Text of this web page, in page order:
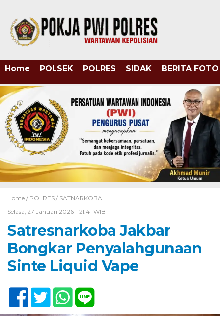
Home POLSEK POLRES SIDAK BERITA FOTO
Home / POLRES / SATNARKOBA
Selasa, 27 Januari 2026 - 21:41 WIB
Satresnarkoba Jakbar
Bongkar Penyalahgunaan
Sinte Liquid Vape